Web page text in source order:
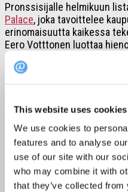
This website uses cookies
We use cookies to
features and to analyse
use of our site with our
who may combine it with
that they’ve collected
Pronssisijalle helmikuun
Palace, joka tavoittelee
erinomaisuutta kaikessa
Eero Votttonen luottaa
pohjoismaisiin
Sasu Laukkosen ja tiimin
luottaa eettisiin, puhtaisiin
Osaavissa käsissä
ruokalajin take away -